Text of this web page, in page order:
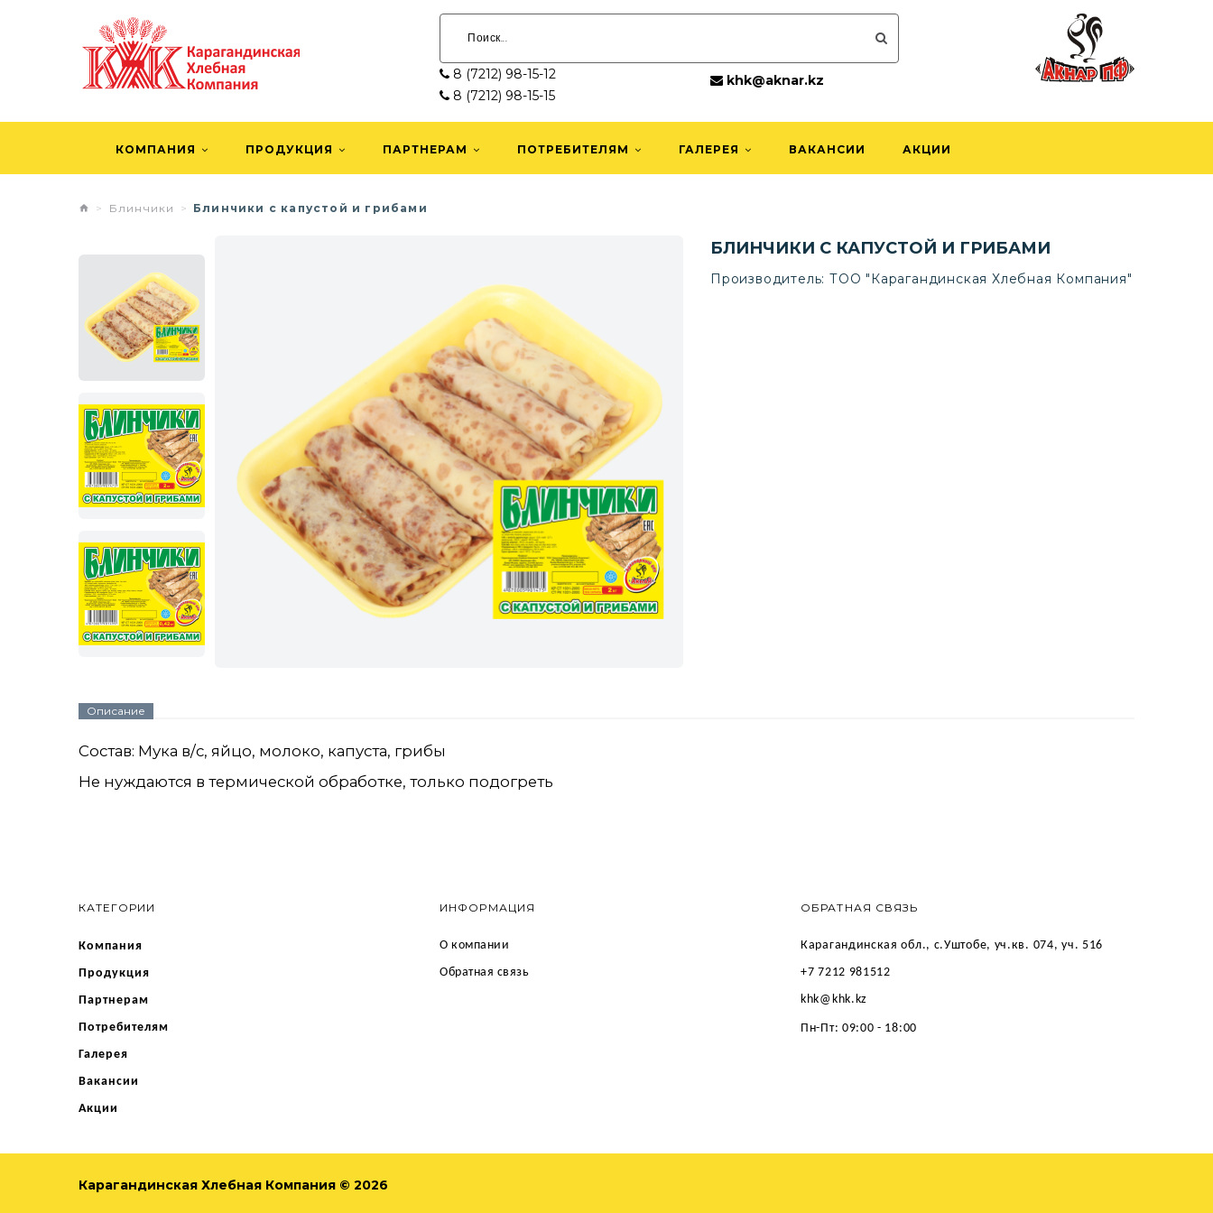
8 (7212) 98-15-12
8 (7212) 98-15-15
khk@aknar.kz
КОМПАНИЯ ПРОДУКЦИЯ ПАРТНЕРАМ ПОТРЕБИТЕЛЯМ ГАЛЕРЕЯ ВАКАНСИИ АКЦИИ
Блинчики Блинчики с капустой и грибами
БЛИНЧИКИ С КАПУСТОЙ И ГРИБАМИ
Производитель: ТОО "Карагандинская Хлебная Компания"
Описание
Состав: Мука в/с, яйцо, молоко, капуста, грибы
Не нуждаются в термической обработке, только подогреть
КАТЕГОРИИ
Компания
Продукция
Партнерам
Потребителям
Галерея
Вакансии
Акции
ИНФОРМАЦИЯ
О компании
Обратная связь
ОБРАТНАЯ СВЯЗЬ
Карагандинская обл., с.Уштобе, уч.кв. 074, уч. 516
+7 7212 981512
khk@khk.kz
Пн-Пт: 09:00 - 18:00
Карагандинская Хлебная Компания © 2026